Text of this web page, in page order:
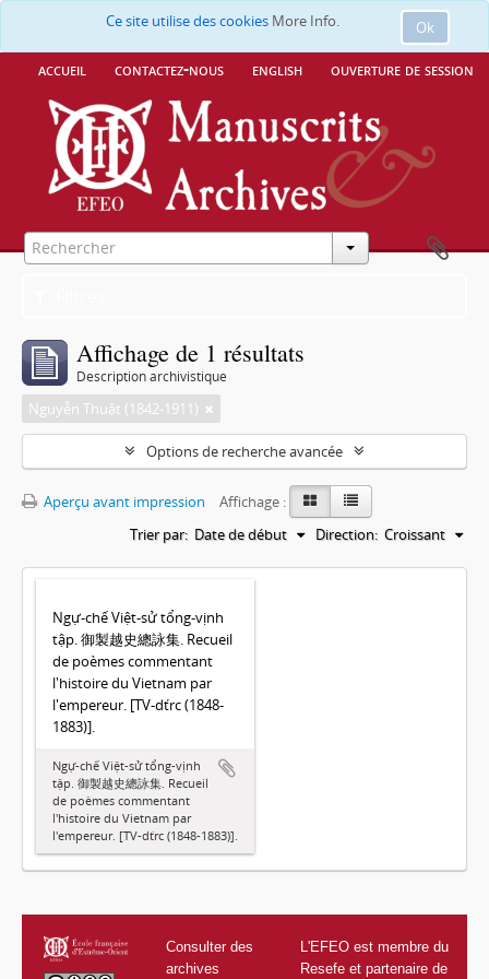
Ok
Ce site utilise des cookies More Info.
accueil contactez-nous english ouverture de session
Affichage de 1 résultats
Description archivistique
Nguyễn Thuật (1842-1911)
Options de recherche avancée
Aperçu avant impression
Affichage :
Trier par: Date de début Direction: Croissant
Ngự-chế Việt-sử tổng-vịnh
tập. 御製越史總詠集. Recueil
de poèmes commentant
l'histoire du Vietnam par
l'empereur. [TV-dťrc (1848-
1883)].
Ngự-chế Việt-sử tổng-vịnh
tập. 御製越史總詠集. Recueil
de poèmes commentant
l'histoire du Vietnam par
l'empereur. [TV-dťrc (1848-1883)].
Consulter des
archives
L'EFEO est membre du
Resefe et partenaire de